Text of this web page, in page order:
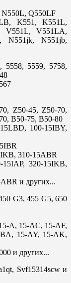
N550L, Q550LF
K551, K551L,
V551L, V551LA,
N551jk, N551jb,
5558, 5559, 5758,
Z50-45, Z50-70,
B50-75, B50-80
100-15IBY,
310-15ABR
320-15IKB,
и других...
G3, 455 G5, 650
A, 15-AC, 15-AF,
15-AY, 15-AK,
и других...
Svf15314scw и